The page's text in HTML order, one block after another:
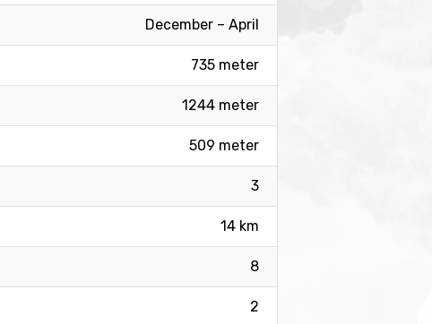
December – April
735 meter
1244 meter
509 meter
3
14 km
8
2